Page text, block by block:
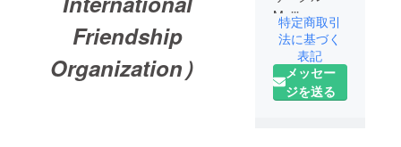
Friendship
Organization）
Meiji
International
Friendship
Organization
略して
特定商取引
法に基づく
表記
メッセー
ジを送る